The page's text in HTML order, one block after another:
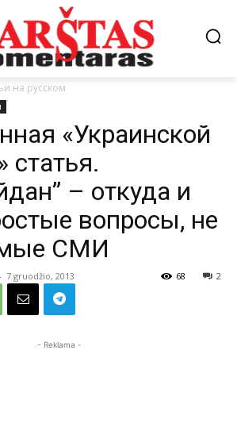
на русском
«Украинской
статья.
– откуда и
вопросы, не
СМИ
7 gruodžio, 2013 2
68
- Reklama -